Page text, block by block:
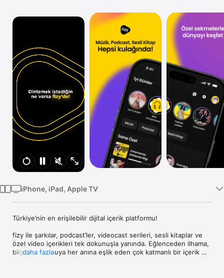
TV
iPhone, iPad, Apple TV
Türkiye’nin en erişilebilir dijital içerik platformu!
fizy ile şarkılar, podcast’ler, videocast serileri, sesli kitaplar ve
özel video içerikleri tek dokunuşla yanında. Eğlenceden ilhama,
bilgiden duyguya her anına eşlik eden çok katmanlı bir içerik
daha fazla